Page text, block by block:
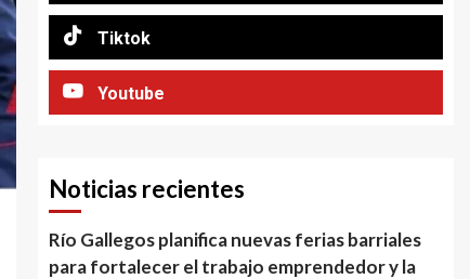
Tiktok
Youtube
Noticias recientes
Río Gallegos planifica nuevas ferias barriales
para fortalecer el trabajo emprendedor y la